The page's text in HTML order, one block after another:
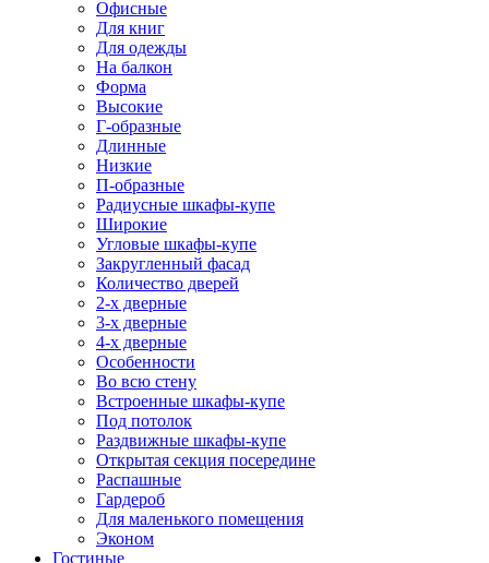
Офисные
Для книг
Для одежды
На балкон
Форма
Высокие
Г-образные
Длинные
Низкие
П-образные
Радиусные шкафы-купе
Широкие
Угловые шкафы-купе
Закругленный фасад
Количество дверей
2-х дверные
3-х дверные
4-х дверные
Особенности
Во всю стену
Встроенные шкафы-купе
Под потолок
Раздвижные шкафы-купе
Открытая секция посередине
Распашные
Гардероб
Для маленького помещения
Эконом
Гостиные